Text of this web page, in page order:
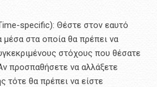
specific): Θέστε στον εαυτό
μέσα στα οποία θα πρέπει να
στόχους που θέσατε
προσπαθήσετε να αλλάξετε
τότε θα πρέπει να είστε